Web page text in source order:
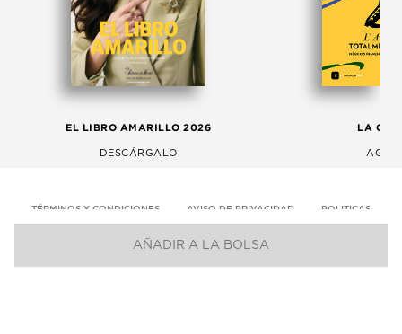
AÑADIR A LA BOLSA
EL LIBRO AMARILLO 2026
DESCÁRGALO
LA
TÉRMINOS Y CONDICIONES AVISO DE PRIVACIDAD POLITICAS